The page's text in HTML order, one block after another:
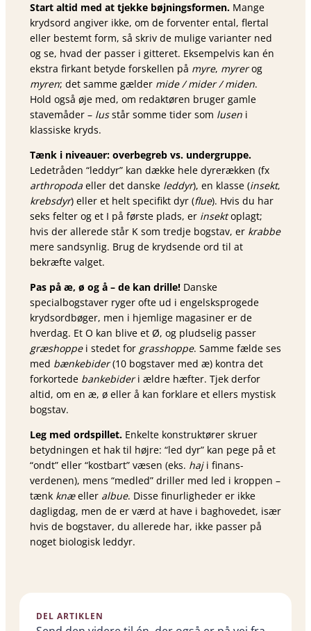
Start altid med at tjekke bøjningsformen. Mange
krydsord angiver ikke, om de forventer ental, flertal
eller bestemt form, så skriv de mulige varianter ned
og se, hvad der passer i gitteret. Eksempelvis kan én
ekstra firkant betyde forskellen på myre, myrerog
myren; det samme gælder mide / mider / miden.
Hold også øje med, om redaktøren bruger gamle
stavemåder – lusstår somme tider som lusen i
klassiske kryds.
Tænk i niveauer: overbegreb vs. undergruppe.
Ledetråden “leddyr” kan dække hele dyrerækken (fx
arthropoda eller det danske leddyr), en klasse (insekt,
krebsdyr) eller et helt specifikt dyr (flue). Hvis du har
seks felter og et I på første plads, er insektoplagt;
hvis der allerede står K som tredje bogstav, er krabbe
mere sandsynlig. Brug de krydsende ord til at
bekræfte valget.
Pas på æ, ø og å – de kan drille! Danske
specialbogstaver ryger ofte ud i engelsksprogede
krydsordbøger, men i hjemlige magasiner er de
hverdag. Et O kan blive et Ø, og pludselig passer
græshoppei stedet for grasshoppe. Samme fælde ses
med bænkebider(10 bogstaver med æ) kontra det
forkortede bankebideri ældre hæfter. Tjek derfor
altid, om en æ, ø eller å kan forklare et ellers mystisk
bogstav.
Leg med ordspillet. Enkelte konstruktører skruer
betydningen et hak til højre: “led dyr” kan pege på et
“ondt” eller “kostbart” væsen (eks. haji finans-
verdenen), mens “medled” driller med led i kroppen –
tænk knæeller albue. Disse finurligheder er ikke
dagligdag, men de er værd at have i baghovedet, især
hvis de bogstaver, du allerede har, ikke passer på
noget biologisk leddyr.
DEL ARTIKLEN